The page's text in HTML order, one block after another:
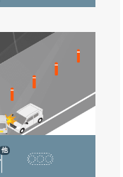
他